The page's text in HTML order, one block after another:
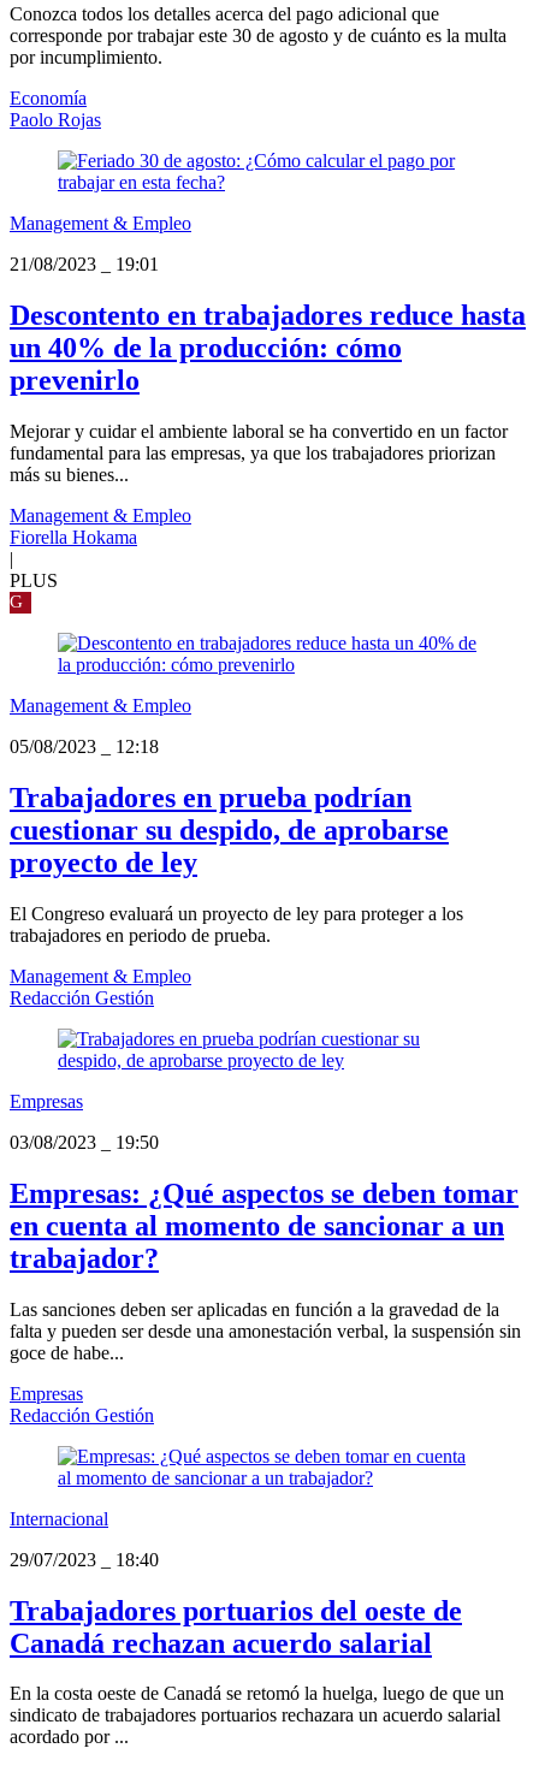
Conozca todos los detalles acerca del pago adicional que
corresponde por trabajar este 30 de agosto y de cuánto es la multa
por incumplimiento.
Economía
Paolo Rojas
Management & Empleo
21/08/2023
19:01
Descontento en trabajadores reduce hasta
un 40% de la producción: cómo
prevenirlo
Mejorar y cuidar el ambiente laboral se ha convertido en un factor
fundamental para las empresas, ya que los trabajadores priorizan
más su bienes...
Management & Empleo
Fiorella Hokama
|
PLUS
G
Management & Empleo
05/08/2023
12:18
Trabajadores en prueba podrían
cuestionar su despido, de aprobarse
proyecto de ley
El Congreso evaluará un proyecto de ley para proteger a los
trabajadores en periodo de prueba.
Management & Empleo
Redacción Gestión
Empresas
03/08/2023
19:50
Empresas: ¿Qué aspectos se deben tomar
en cuenta al momento de sancionar a un
trabajador?
Las sanciones deben ser aplicadas en función a la gravedad de la
falta y pueden ser desde una amonestación verbal, la suspensión sin
goce de habe...
Empresas
Redacción Gestión
Internacional
29/07/2023
18:40
Trabajadores portuarios del oeste de
Canadá rechazan acuerdo salarial
En la costa oeste de Canadá se retomó la huelga, luego de que un
sindicato de trabajadores portuarios rechazara un acuerdo salarial
acordado por ...